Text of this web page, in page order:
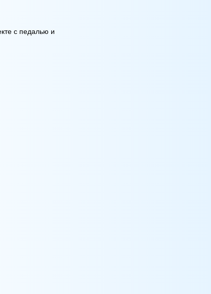
с педалью и